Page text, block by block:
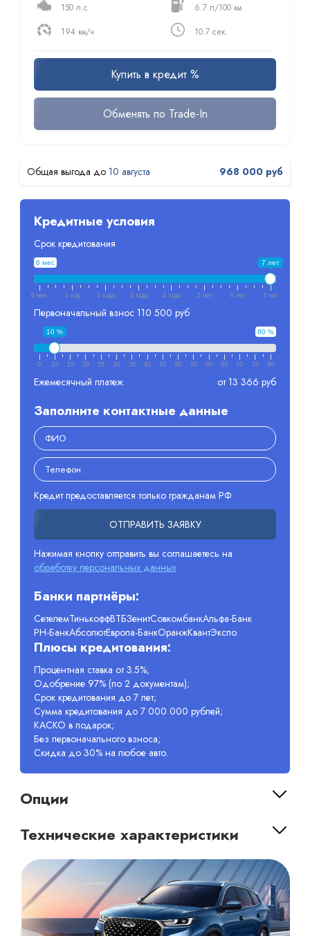
150 л.с
6.7 л/100 км
194 км/ч
10.7 сек.
Купить в кредит %
Обменять по Trade-In
10 августа 968 000 руб
Кредитные условия
Срок кредитования
6 мес 7 лет
6 мес 1 год 2 года 3 года 4 года 5 лет 6 лет 7 лет
Первоначальный взнос 110 500 руб
80 %
10 %
0 10 15 20 25 30 35 40 45 50 55 60 65 70 75 80
Ежемесячный платеж от 13 366 руб
Заполните контактные данные
Кредит предоставляется только гражданам РФ
ОТПРАВИТЬ ЗАЯВКУ
Нажимая кнопку отправить вы соглашаетесь на
обработку персональных данных
Банки партнёры:
СетелемТинькоффВТБЗенитСовкомбанкАльфа-Банк
РН-БанкАбсолютЕвропа-БанкОранжКвантЭкспо
Плюсы кредитования:
Процентная ставка от 3.5%;
Одобрение 97% (по 2 документам);
Срок кредитования до 7 лет;
Сумма кредитования до 7 000 000 рублей;
КАСКО в подарок;
Без первоначального взноса;
Скидка до 30% на любое авто.
Опции
Технические характеристики